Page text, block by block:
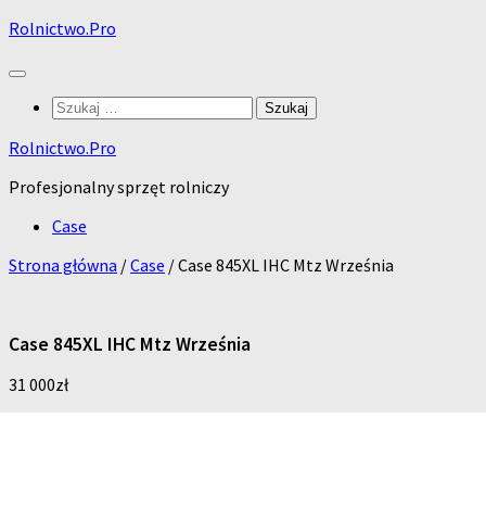
Skip
content
Rolnictwo.Pro
Szukaj:
Rolnictwo.Pro
Profesjonalny sprzęt rolniczy
Case
Strona główna /Case / Case 845XL IHC Mtz Września
Case 845XL IHC Mtz Września
31 000zł